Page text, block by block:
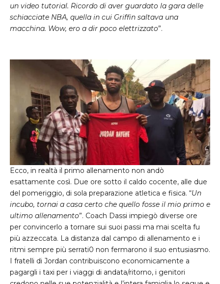
un video tutorial. Ricordo di aver guardato la gara delle
schiacciate NBA, quella in cui Griffin saltava una
macchina. Wow, ero a dir poco elettrizzato”.
Ecco, in realtà il primo allenamento non andò
esattamente così. Due ore sotto il caldo cocente, alle due
del pomeriggio, di sola preparazione atletica e fisica. “Un
incubo, tornai a casa certo che quello fosse il mio primo e
ultimo allenamento”. Coach Dassi impiegò diverse ore
per convincerlo a tornare sui suoi passi ma mai scelta fu
più azzeccata. La distanza dal campo di allenamento e i
ritmi sempre più serrati0 non fermarono il suo entusiasmo.
I fratelli di Jordan contribuiscono economicamente a
pagargli i taxi per i viaggi di andata/ritorno, i genitori